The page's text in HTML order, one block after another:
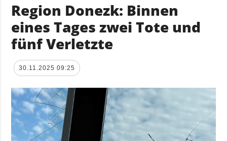
Region Donezk: Binnen
eines Tages zwei Tote und
fünf Verletzte
30.11.2025 09:25